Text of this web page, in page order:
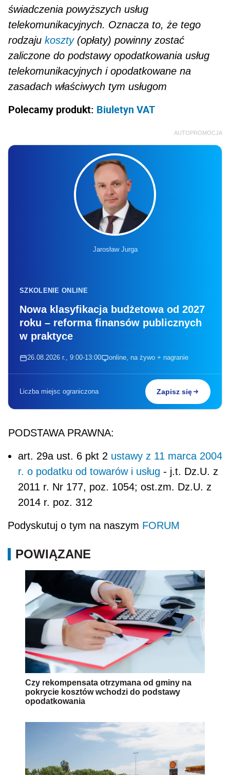
świadczenia powyższych usług
telekomunikacyjnych. Oznacza to, że tego
rodzajukoszty(opłaty) powinny zostać
zaliczone do podstawy opodatkowania usług
telekomunikacyj­nych i opodatkowane na
zasadach właściwych tym usługom
Polecamy produkt: Biuletyn VAT
AUTOPROMOCJA
Jarosław Jurga
SZKOLENIE ONLINE
Nowa klasyfikacja budżetowa od 2027
roku – reforma finansów publicznych
w praktyce
26.08.2026 r., 9:00-13:00 online, na żywo + nagranie
Liczba miejsc ograniczona Zapisz się
PODSTAWA PRAWNA:
art. 29a ust. 6 pkt 2 ustawy z 11 marca 2004
r. o podatku od towarów i usług - j.t. Dz.U. z
2011 r. Nr 177, poz. 1054; ost.zm. Dz.U. z
2014 r. poz. 312
Podyskutuj o tym na naszym FORUM
POWIĄZANE
Czy rekompensata otrzymana od gminy na
pokrycie kosztów wchodzi do podstawy
opodatkowania